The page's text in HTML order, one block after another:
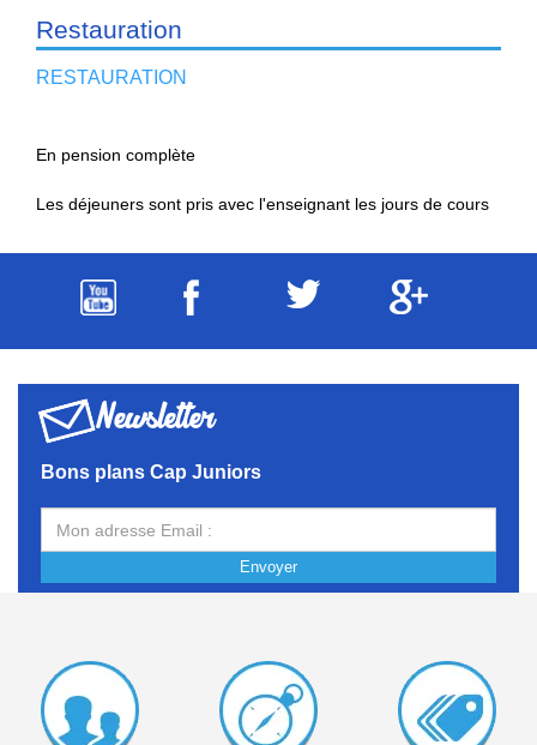
Restauration
RESTAURATION
En pension complète
Les déjeuners sont pris avec l'enseignant les jours de cours
Newsletter
Bons plans Cap Juniors
Envoyer